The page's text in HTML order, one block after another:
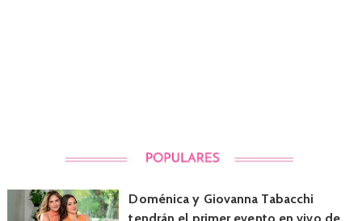
Doménica y Giovanna Tabacchi